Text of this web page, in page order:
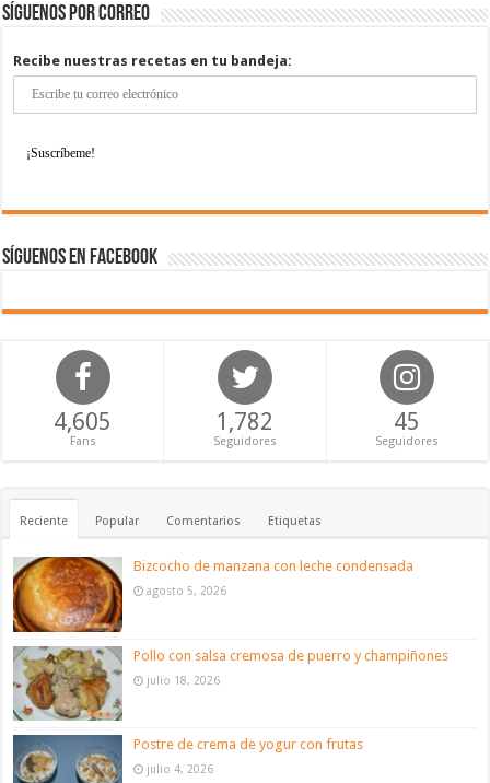
Síguenos por correo
Recibe nuestras recetas en tu bandeja:
Síguenos en Facebook
4,605
Fans
1,782
Seguidores
45
Seguidores
Reciente Popular Comentarios Etiquetas
Bizcocho de manzana con leche condensada
agosto 5, 2026
Pollo con salsa cremosa de puerro y champiñones
julio 18, 2026
Postre de crema de yogur con frutas
julio 4, 2026